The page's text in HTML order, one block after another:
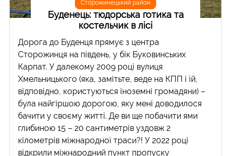
Сторожинецький район
Буденець: тюдорська готика та
костельчик в лісі
Дорога до Буденця прямує з центра
Сторожинця на південь, у бік Буковинських
Карпат. У далекому 2009 році вулиця
Хмельницького (яка, замітьте, веде на КПП і їй,
відповідно, користуються іноземні громадяни) –
була найгіршою дорогою, яку мені доводилося
бачити у своєму житті. Де ви ще побачити ями
глибиною 15 – 20 сантиметрів уздовж 2
кілометрів міжнародної траси?! У 2022 році
відкрили міжнародний пункт пропуску